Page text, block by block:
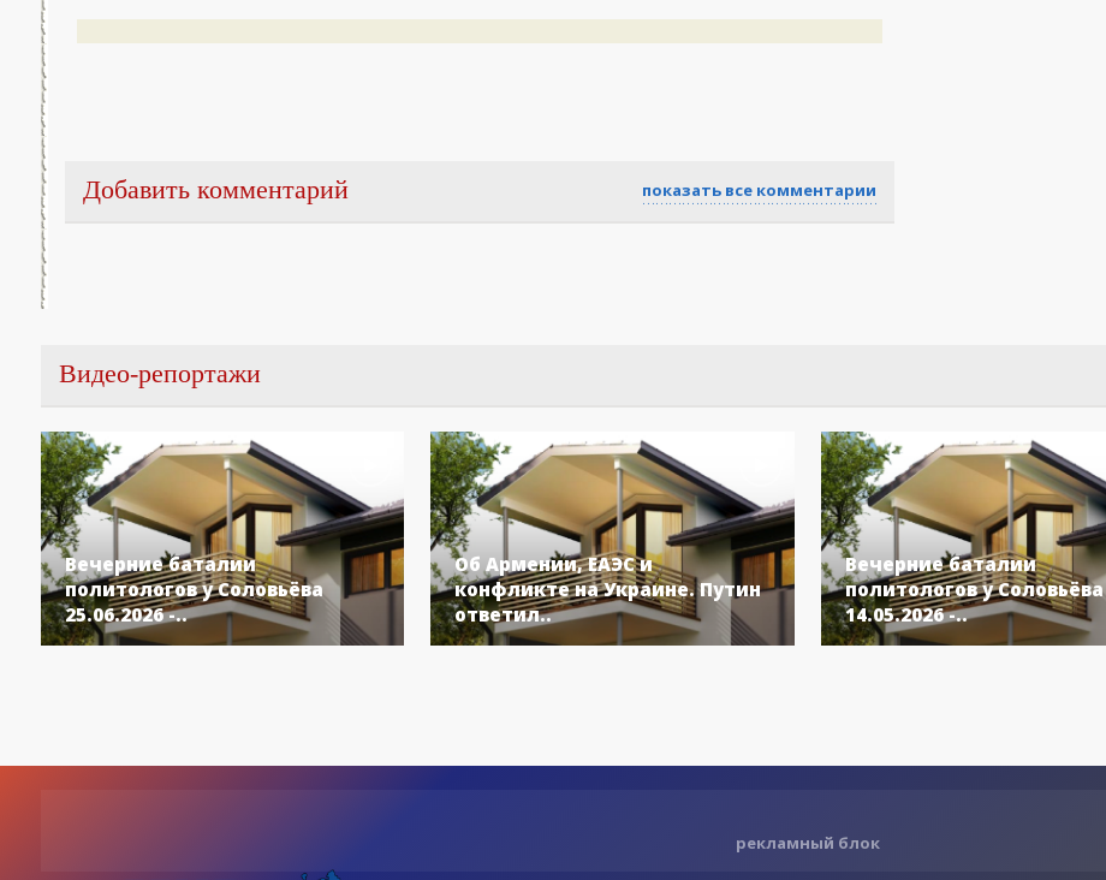
Добавить комментарий показать все комментарии
Видео-репортажи
Вечерние баталии
политологов у Соловьёва
25.06.2026 -..
Об Армении, ЕАЭС и
конфликте на Украине. Путин
ответил..
Вечерние баталии
политологов у Соловьёва
14.05.2026 -..
рекламный блок